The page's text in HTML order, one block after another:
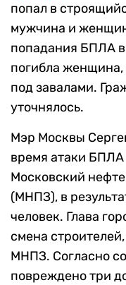
попал в
мужчина и
попадания БПЛА
погибла женщина,
под завалами.
уточнялось.
Мэр Москвы
время атаки БПЛА
Московский
(МНПЗ), в
человек. Глава
смена
МНПЗ. Согласно
повреждено три